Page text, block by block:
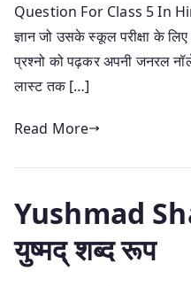
Question For Class 5 In
ज्ञान जो उसके स्कूल परीक्षा के
प्रश्नो को पढ़कर अपनी जनरल
लास्ट तक […]
Read More
Yushmad
युष्मद् शब्द रूप